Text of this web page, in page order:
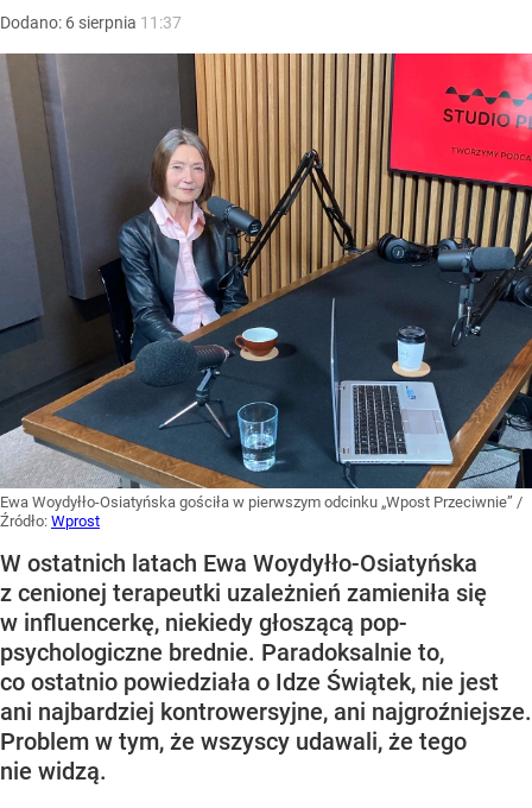
Dodano: 6 sierpnia 11:37
Ewa Woydyłło-Osiatyńska gościła w pierwszym odcinku „Wpost Przeciwnie” /
Źródło: Wprost
W ostatnich latach Ewa Woydyłło-Osiatyńska
z cenionej terapeutki uzależnień zamieniła się
w influencerkę, niekiedy głoszącą pop-
psychologiczne brednie. Paradoksalnie to,
co ostatnio powiedziała o Idze Świątek, nie jest
ani najbardziej kontrowersyjne, ani najgroźniejsze.
Problem w tym, że wszyscy udawali, że tego
nie widzą.